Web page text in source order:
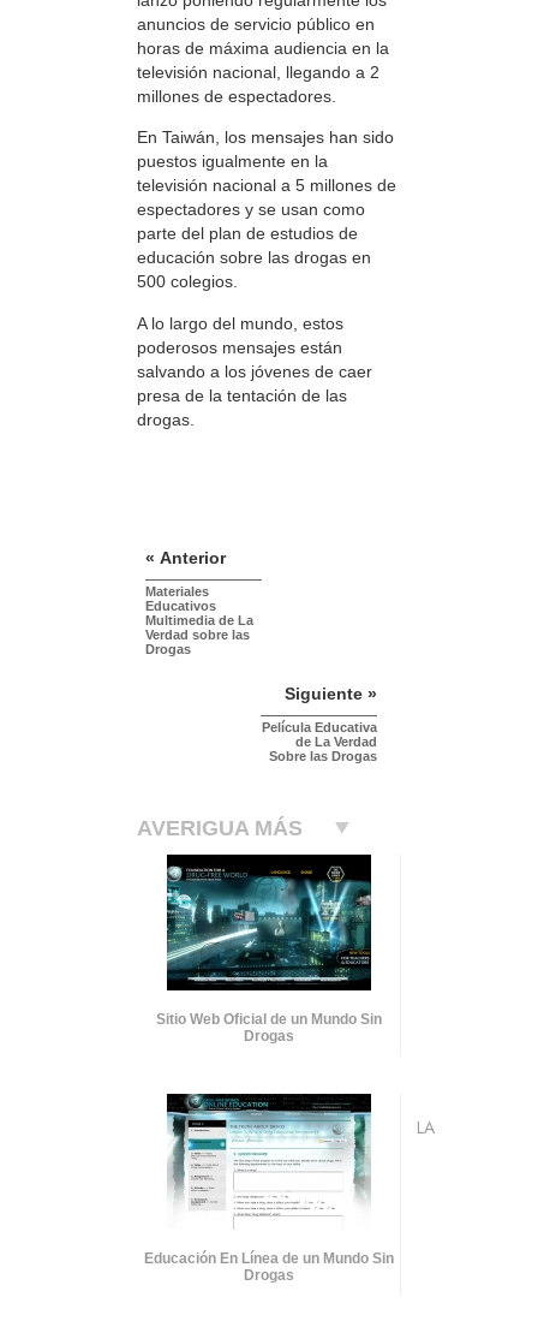
anuncios de servicio público en
horas de máxima audiencia en la
televisión nacional, llegando a 2
millones de espectadores.
En Taiwán, los mensajes han sido
puestos igualmente en la
televisión nacional a 5 millones de
espectadores y se usan como
parte del plan de estudios de
educación sobre las drogas en
500 colegios.
A lo largo del mundo, estos
poderosos mensajes están
salvando a los jóvenes de caer
presa de la tentación de las
drogas.
« Anterior
Materiales
Educativos
Multimedia de La
Verdad sobre las
Drogas
Siguiente »
Película Educativa
de La Verdad
Sobre las Drogas
AVERIGUA MÁS
Sitio Web Oficial de un Mundo Sin
Drogas
Educación En Línea de un Mundo Sin
Drogas
LA